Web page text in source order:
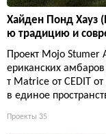
Хайден Понд Хауз
ю традицию и
Проект Mojo Stumer
ериканских
т Matrice от CEDIT
в единое
Проекты 35